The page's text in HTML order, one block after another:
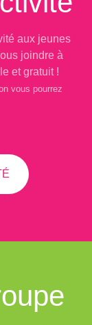
aux jeunes
joindre à
et gratuit !
vous pourrez